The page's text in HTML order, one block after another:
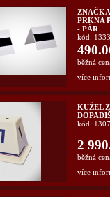
PRKNA
- PÁR
kód:
běžná
více
KUŽEL
kód:
2
běžná
více